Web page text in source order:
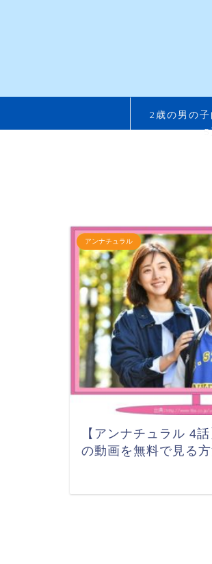
2歳の男の
5
アンナチュラル
【アンナチュラル 4
の動画を無料で見る方